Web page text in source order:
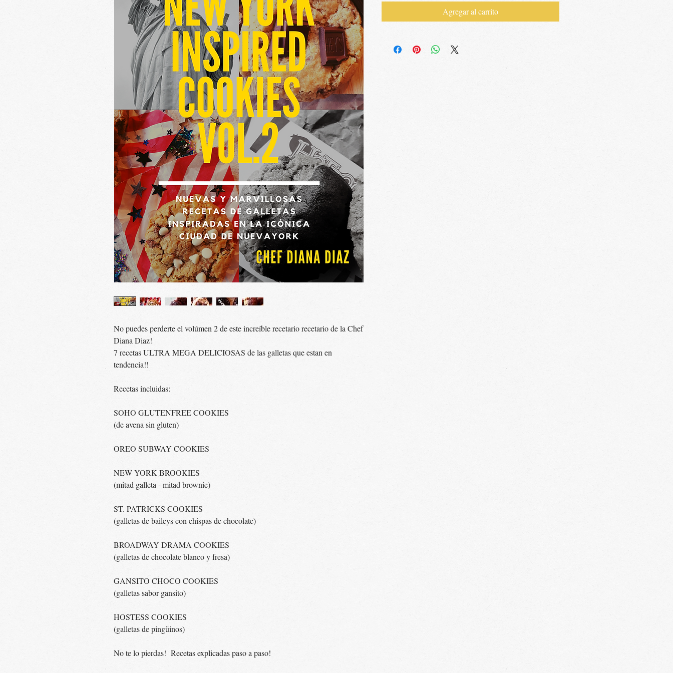
No puedes perderte el volúmen 2 de este increíble recetario recetario de la Chef
Diana Diaz!
7 recetas ULTRA MEGA DELICIOSAS de las galletas que estan en
tendencia!!
Recetas incluidas:
SOHO GLUTENFREE COOKIES
(de avena sin gluten)
OREO SUBWAY COOKIES
NEW YORK BROOKIES
(mitad galleta - mitad brownie)
ST. PATRICKS COOKIES
(galletas de baileys con chispas de chocolate)
BROADWAY DRAMA COOKIES
(galletas de chocolate blanco y fresa)
GANSITO CHOCO COOKIES
(galletas sabor gansito)
HOSTESS COOKIES
(galletas de pingüinos)
No te lo pierdas! Recetas explicadas paso a paso!
Agregar al carrito